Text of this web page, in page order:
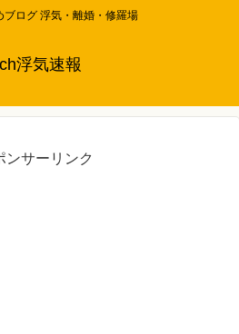
ブログ 浮気・離婚・修羅場
浮気速報
ンサーリンク